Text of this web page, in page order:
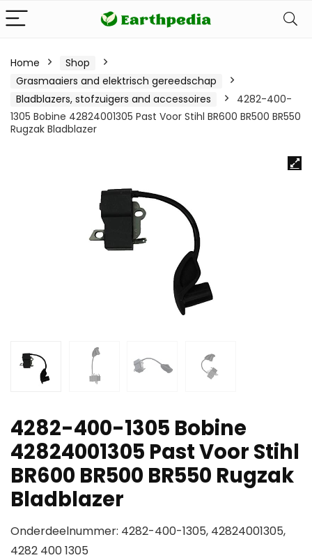
Home
Shop
Grasmaaiers and elektrisch gereedschap
Bladblazers, stofzuigers and accessoires
4282-400-
1305 Bobine 42824001305 Past Voor Stihl BR600 BR500 BR550
Rugzak Bladblazer
4282-400-1305 Bobine
42824001305 Past Voor Stihl
BR600 BR500 BR550 Rugzak
Bladblazer
Onderdeelnummer: 4282-400-1305, 42824001305,
4282 400 1305